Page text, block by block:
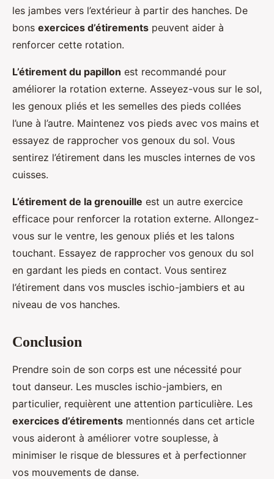
les jambes vers l’extérieur à partir des hanches. De
bons exercices d’étirements peuvent aider à
renforcer cette rotation.
L’étirement du papillon est recommandé pour
améliorer la rotation externe. Asseyez-vous sur le sol,
les genoux pliés et les semelles des pieds collées
l’une à l’autre. Maintenez vos pieds avec vos mains et
essayez de rapprocher vos genoux du sol. Vous
sentirez l’étirement dans les muscles internes de vos
cuisses.
L’étirement de la grenouille est un autre exercice
efficace pour renforcer la rotation externe. Allongez-
vous sur le ventre, les genoux pliés et les talons
touchant. Essayez de rapprocher vos genoux du sol
en gardant les pieds en contact. Vous sentirez
l’étirement dans vos muscles ischio-jambiers et au
niveau de vos hanches.
Conclusion
Prendre soin de son corps est une nécessité pour
tout danseur. Les muscles ischio-jambiers, en
particulier, requièrent une attention particulière. Les
exercices d’étirements mentionnés dans cet article
vous aideront à améliorer votre souplesse, à
minimiser le risque de blessures et à perfectionner
vos mouvements de danse.